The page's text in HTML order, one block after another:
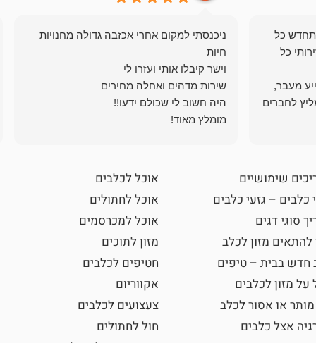
כל
כל
מעבר,
לחברים
ניכנסתי למקום אחרי אכזבה גדולה מחנויות
מומלץ מאוד!
שימושיים
כלבים – גזעי כלבים
סוגי דגים
להתאים מזון לכלב
חדש בבית – טיפים
על מזון לכלבים
או אסור לכלב
אצל כלבים
אוכל לכלבים
אוכל לחתולים
אוכל למכרסמים
מזון לתוכים
חטיפים לכלבים
אקווריום
צעצועים לכלבים
חול לחתולים